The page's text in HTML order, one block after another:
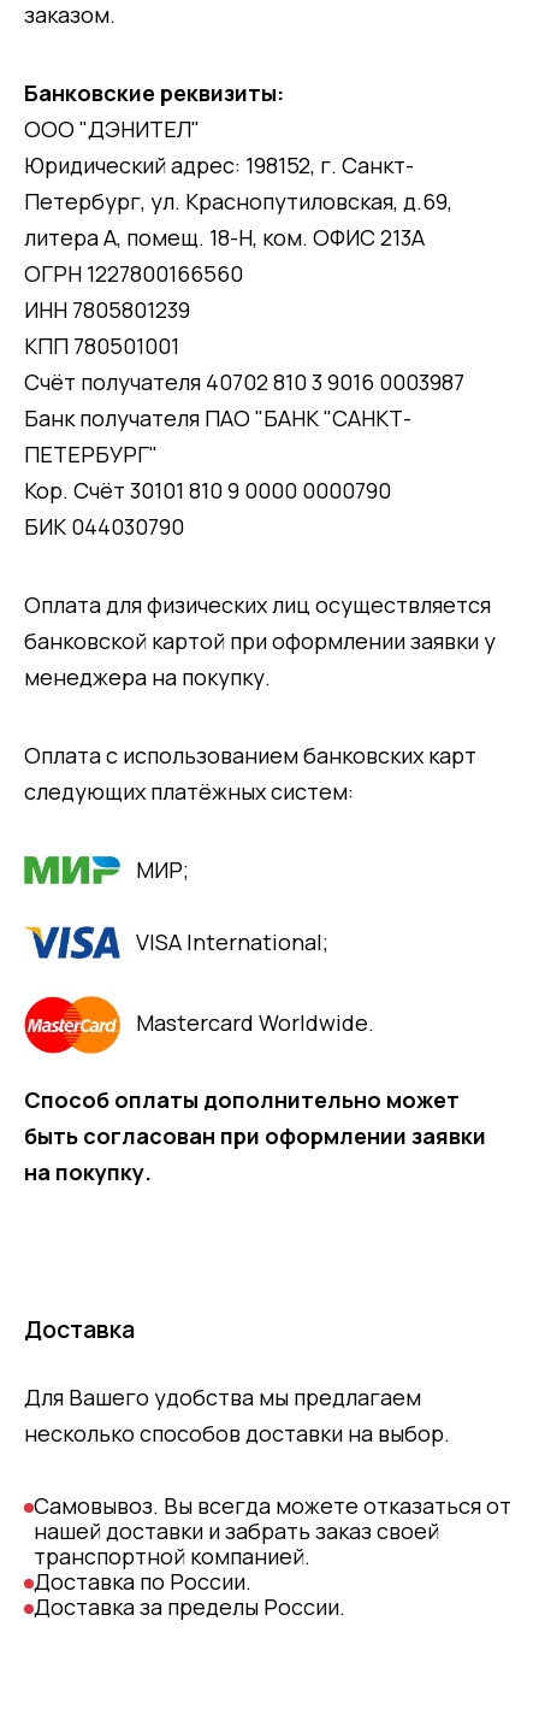
заказом.
Банковские реквизиты:
ООО "ДЭНИТЕЛ"
Юридический адрес: 198152, г. Санкт-
Петербург, ул. Краснопутиловская, д.69,
литера А, помещ. 18-Н, ком. ОФИС 213А
ОГРН 1227800166560
ИНН 7805801239
КПП 780501001
Счёт получателя 40702 810 3 9016 0003987
Банк получателя ПАО "БАНК "САНКТ-
ПЕТЕРБУРГ"
Кор. Счёт 30101 810 9 0000 0000790
БИК 044030790
Оплата для физических лиц осуществляется
банковской картой при оформлении заявки у
менеджера на покупку.
Оплата с использованием банковских карт
следующих платёжных систем:
МИР;
VISA International;
Mastercard Worldwide.
Способ оплаты дополнительно может
быть согласован при оформлении заявки
на покупку.
Доставка
Для Вашего удобства мы предлагаем
несколько способов доставки на выбор.
Самовывоз. Вы всегда можете отказаться от
нашей доставки и забрать заказ своей
транспортной компанией.
Доставка по России.
Доставка за пределы России.